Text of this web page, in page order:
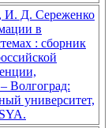
И. Д. Сереженко
в
: сборник
Волгоград:
университет,